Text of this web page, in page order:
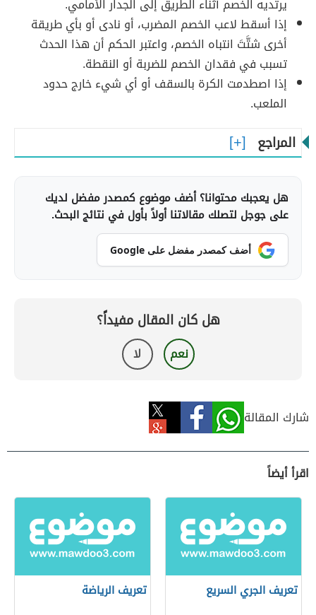
يرتديه الخصم أثناء الطريق إلى الجدار الأمامي.
إذا أسقط لاعب الخصم المضرب، أو نادى أو بأي طريقة
أخرى شتَّتَ انتباه الخصم، واعتبر الحكم أن هذا الحدث
تسبب في فقدان الخصم للضربة أو النقطة.
إذا اصطدمت الكرة بالسقف أو أي شيء خارج حدود
الملعب.
المراجع
هل يعجبك محتوانا؟ أضف موضوع كمصدر مفضل لديك
على جوجل لتصلك مقالاتنا أولاً بأول في نتائج البحث.
أضف كمصدر مفضل على Google
هل كان المقال مفيداً؟
نعم لا
شارك المقالة
اقرأ أيضاً
تعريف الجري السريع تعريف الرياضة